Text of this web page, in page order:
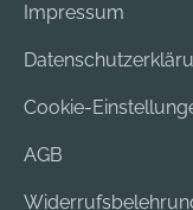
Impressum
Cookie-
AGB